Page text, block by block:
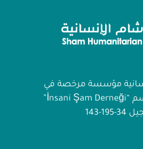
مؤسسة مرخصة في
الجمهورية التركية باسم “İnsani Şam Derneği”
143